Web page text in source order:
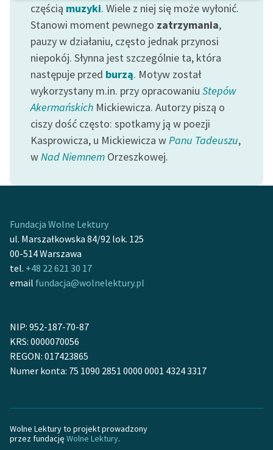
niepełnosprawnościami
E-kolekcja lektur
szkolnych i literatury do
słuchania dla uczennic i
uczniów z
niepełnosprawnościami
Feministyczne inspiracje.
Popularyzacja
skandynawskiej literatury
feministycznej
Ręce pełne poezji
twórców przechodzących
do domeny publicznej,
lektur szkolnych oraz
Starego Testamentu
Odkurzamy bohaterów
Lektur
O nas
O projekcie
Zespół
częścią muzyki. Wiele z niej się może wyłonić.
Stanowi moment pewnego zatrzymania,
pauzy w działaniu, często jednak przynosi
niepokój. Słynna jest szczególnie ta, która
następuje przed burzą. Motyw został
wykorzystany m.in. przy opracowaniu Stepów
Akermańskich Mickiewicza. Autorzy piszą o
ciszy dość często: spotkamy ją w poezji
Kasprowicza, u Mickiewicza wPanu Tadeuszu,
wNad Niemnem Orzeszkowej.
Fundacja Wolne Lektury
ul. Marszałkowska 84/92 lok. 125
00-514 Warszawa
tel. +48 22 621 30 17
email fundacja@wolnelektury.pl
NIP: 952-187-70-87
KRS: 0000070056
REGON: 017423865
Numer konta: 75 1090 2851 0000 0001 4324 3317
Wolne Lektury to projekt prowadzony
przez fundację Wolne Lektury.